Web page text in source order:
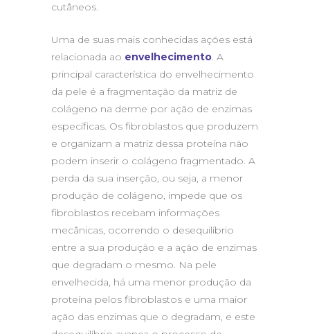
cutâneos.
Uma de suas mais conhecidas ações está
relacionada ao envelhecimento. A
principal característica do envelhecimento
da pele é a fragmentação da matriz de
colágeno na derme por ação de enzimas
específicas. Os fibroblastos que produzem
e organizam a matriz dessa proteína não
podem inserir o colágeno fragmentado. A
perda da sua inserção, ou seja, a menor
produção de colágeno, impede que os
fibroblastos recebam informações
mecânicas, ocorrendo o desequilíbrio
entre a sua produção e a ação de enzimas
que degradam o mesmo. Na pele
envelhecida, há uma menor produção da
proteína pelos fibroblastos e uma maior
ação das enzimas que o degradam, e este